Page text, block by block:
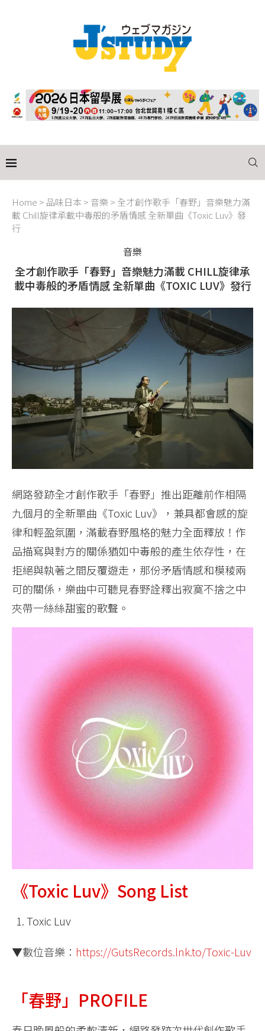
Home > 品味日本 > 音樂 > 全才創作歌手「春野」音樂魅力滿
載 Chill旋律承載中毒般的矛盾情感 全新單曲《Toxic Luv》發
行
音樂
全才創作歌手「春野」音樂魅力滿載 CHILL旋律承
載中毒般的矛盾情感 全新單曲《TOXIC LUV》發行
網路發跡全才創作歌手「春野」推出距離前作相隔
九個月的全新單曲《Toxic Luv》，兼具都會感的旋
律和輕盈氛圍，滿載春野風格的魅力全面釋放！作
品描寫與對方的關係猶如中毒般的產生依存性，在
拒絕與執著之間反覆遊走，那份矛盾情感和模稜兩
可的關係，樂曲中可聽見春野詮釋出寂寞不捨之中
夾帶一絲絲甜蜜的歌聲。
《Toxic Luv》Song List
Toxic Luv
▼數位音樂： https://GutsRecords.lnk.to/Toxic-Luv
「春野」PROFILE